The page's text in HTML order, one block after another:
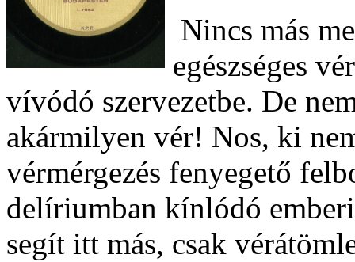
Nincs más
egészséges
vívódó szervezetbe. De
akármilyen vér! Nos, ki
vérmérgezés fenyegető
delíriumban kínlódó
segít itt más, csak